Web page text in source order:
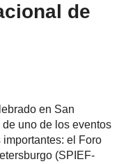
de
en San
uno de los eventos
el Foro
(SPIEF-